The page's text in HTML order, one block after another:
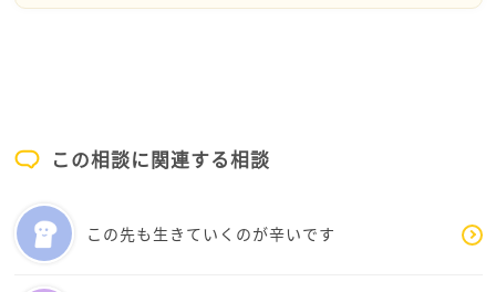
美容業界でも通用することはあると思います
たとえば観察力や洞察力は、
つながると思います
この相談に関連する相談
この先も生きていくのが辛いです